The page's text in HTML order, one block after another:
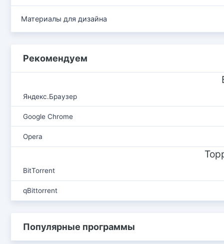
Материалы для дизайна
Рекомендуем
Яндекс.Браузер
Google Chrome
Opera
BitTorrent
qBittorrent
Популярные программы